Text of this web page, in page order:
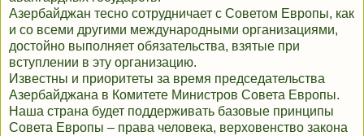
Азербайджан тесно сотрудничает с Советом Европы, как
и со всеми другими международными организациями,
достойно выполняет обязательства, взятые при
вступлении в эту организацию.
Известны и приоритеты за время председательства
Азербайджана в Комитете Министров Совета Европы.
Наша страна будет поддерживать базовые принципы
Совета Европы – права человека, верховенство закона